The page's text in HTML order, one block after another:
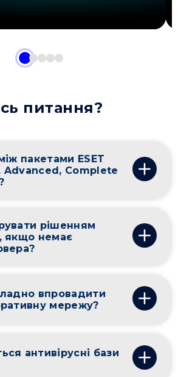
питання?
пакетами ESET
Advanced, Complete
рішенням
якщо немає
впровадити
мережу?
антивірусні бази